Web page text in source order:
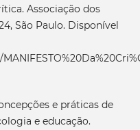
Associação dos
São Paulo. Disponível
e práticas de
e educação.